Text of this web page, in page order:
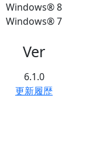
Windows® 8
Windows® 7
Ver
6.1.0
更新履歴